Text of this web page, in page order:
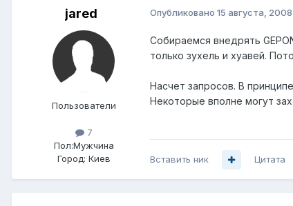
jared
Пользователи
7
Пол:Мужчина
Город: Киев
Опубликовано 15 августа, 2008
Собираемся внедрять
только зухель и хуавей.
Насчет запросов. В
Некоторые вполне могут
Вставить ник Цитата